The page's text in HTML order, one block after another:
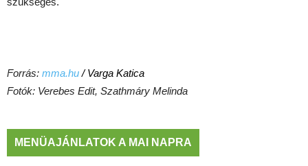
Forrás: mma.hu/ Varga Katica
Fotók: Verebes Edit, Szathmáry Melinda
MENÜAJÁNLATOK A MAI NAPRA